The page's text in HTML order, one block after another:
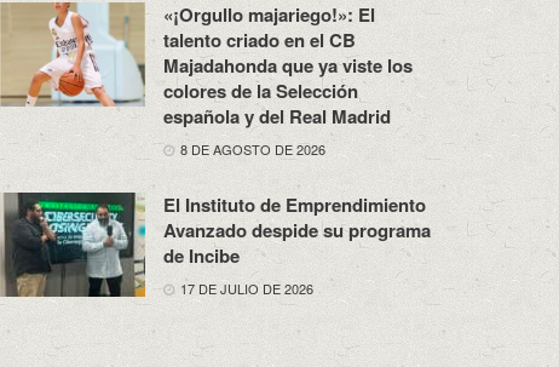
«¡Orgullo majariego!»: El
talento criado en el CB
Majadahonda que ya viste los
colores de la Selección
española y del Real Madrid
8 DE AGOSTO DE 2026
El Instituto de Emprendimiento
Avanzado despide su programa
de Incibe
17 DE JULIO DE 2026